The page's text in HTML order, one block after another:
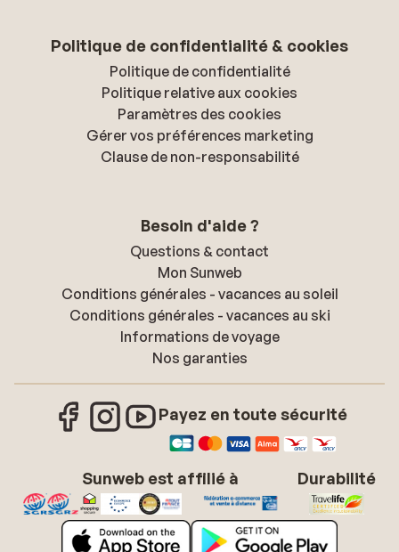
Politique de confidentialité & cookies
Politique de confidentialité
Politique relative aux cookies
Paramètres des cookies
Gérer vos préférences marketing
Clause de non-responsabilité
Besoin d'aide ?
Questions & contact
Mon Sunweb
Conditions générales - vacances au soleil
Conditions générales - vacances au ski
Informations de voyage
Nos garanties
Payez en toute sécurité
Sunweb est affilié à Durabilité